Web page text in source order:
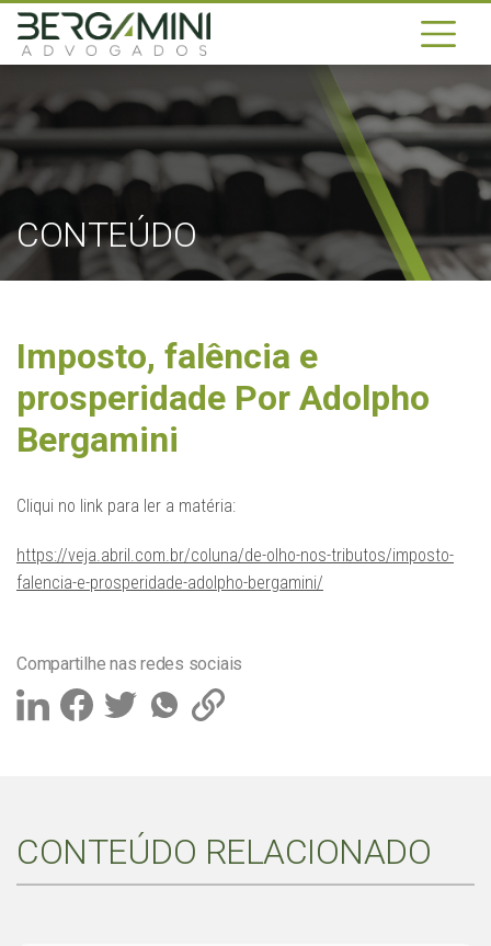
CONTEÚDO
Imposto, falência e
prosperidade Por Adolpho
Bergamini
Cliqui no link para ler a matéria:
https://veja.abril.com.br/coluna/de-olho-nos-tributos/imposto-
falencia-e-prosperidade-adolpho-bergamini/
Compartilhe nas redes sociais
CONTEÚDO RELACIONADO